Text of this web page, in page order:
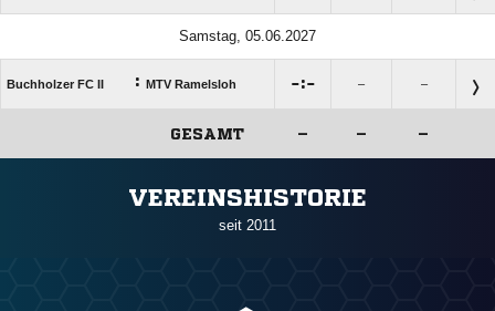
Samstag, 05.06.2027
Buchholzer FC II : MTV Ramelsloh : – –
GESAMT – – –
VEREINSHISTORIE
seit 2011